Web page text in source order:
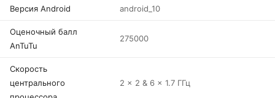
Версия Android android_10
Оценочный балл
AnTuTu
275000
Скорость
центрального
2 x 2 & 6 x 1.7 ГГц